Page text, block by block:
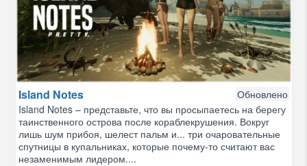
Island Notes
Обновлено
Island Notes – представьте, что вы просыпаетесь на берегу
таинственного острова после кораблекрушения. Вокруг
лишь шум прибоя, шелест пальм и... три очаровательные
спутницы в купальниках, которые почему-то считают вас
незаменимым лидером....